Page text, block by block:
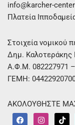
info@karcher-
Πλατεία
Στοιχεία νομικού
Δημ. Καλοτεράκης
Α.Φ.Μ. 082227971
ΓΕΜΗ:
ΑΚΟΛΟΥΘΗΣΤΕ ΜΑΣ
F I T